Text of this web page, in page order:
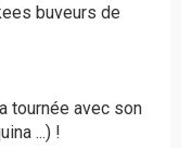
buveurs de
tournée avec son
...) !